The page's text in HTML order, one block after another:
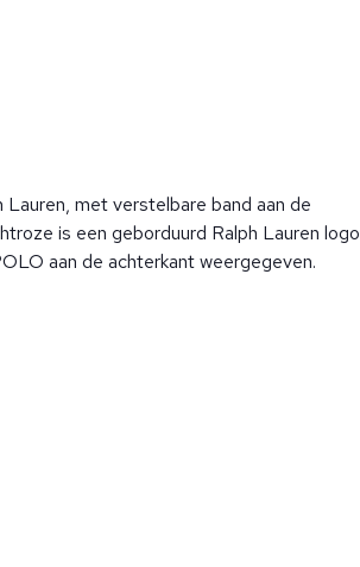
Lauren, met verstelbare band aan de
is een geborduurd Ralph Lauren logo
aan de achterkant weergegeven.